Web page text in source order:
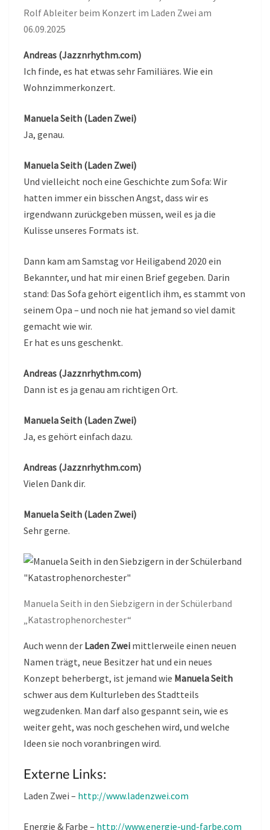
Rolf Ableiter beim Konzert im Laden Zwei am
06.09.2025
Andreas (Jazznrhythm.com)
Ich finde, es hat etwas sehr Familiäres. Wie ein
Wohnzimmerkonzert.
Manuela Seith (Laden Zwei)
Ja, genau.
Manuela Seith (Laden Zwei)
Und vielleicht noch eine Geschichte zum Sofa: Wir
hatten immer ein bisschen Angst, dass wir es
irgendwann zurückgeben müssen, weil es ja die
Kulisse unseres Formats ist.
Dann kam am Samstag vor Heiligabend 2020 ein
Bekannter, und hat mir einen Brief gegeben. Darin
stand: Das Sofa gehört eigentlich ihm, es stammt von
seinem Opa – und noch nie hat jemand so viel damit
gemacht wie wir.
Er hat es uns geschenkt.
Andreas (Jazznrhythm.com)
Dann ist es ja genau am richtigen Ort.
Manuela Seith (Laden Zwei)
Ja, es gehört einfach dazu.
Andreas (Jazznrhythm.com)
Vielen Dank dir.
Manuela Seith (Laden Zwei)
Sehr gerne.
Manuela Seith in den Siebzigern in der Schülerband
„Katastrophenorchester“
Auch wenn der Laden Zwei mittlerweile einen neuen
Namen trägt, neue Besitzer hat und ein neues
Konzept beherbergt, ist jemand wie Manuela Seith
schwer aus dem Kulturleben des Stadtteils
wegzudenken. Man darf also gespannt sein, wie es
weiter geht, was noch geschehen wird, und welche
Ideen sie noch voranbringen wird.
Externe Links:
Laden Zwei – http://www.ladenzwei.com
Energie & Farbe – http://www.energie-und-farbe.com